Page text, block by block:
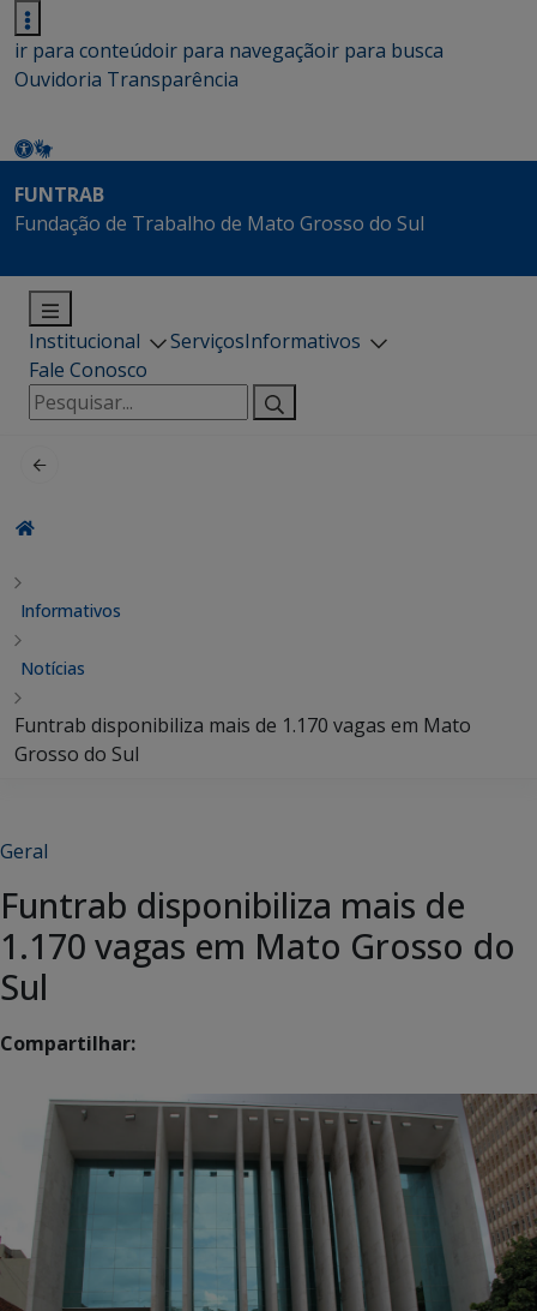
ir para conteúdoir para navegaçãoir para busca
Ouvidoria Transparência
FUNTRAB
Fundação de Trabalho de Mato Grosso do Sul
Institucional ServiçosInformativos
Fale Conosco
Pesquisar
por:
Informativos
Notícias
Funtrab disponibiliza mais de 1.170 vagas em Mato
Grosso do Sul
Geral
Funtrab disponibiliza mais de
1.170 vagas em Mato Grosso do
Sul
Compartilhar: